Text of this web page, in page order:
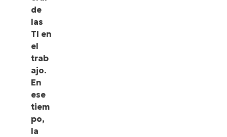
de
las
TI en
el
trab
ajo.
En
ese
tiem
po,
la